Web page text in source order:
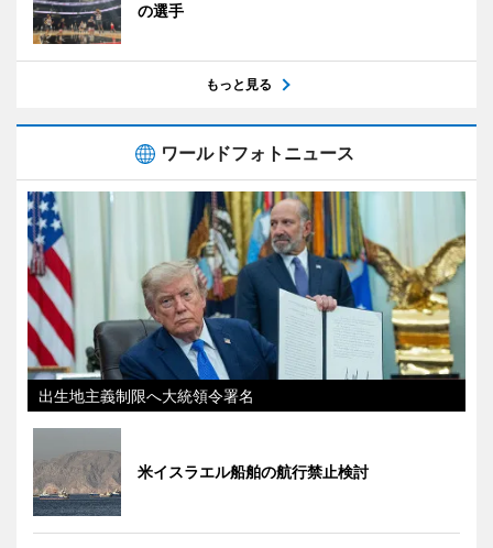
の選手
もっと見る
ワールドフォトニュース
出生地主義制限へ大統領令署名
米イスラエル船舶の航行禁止検討